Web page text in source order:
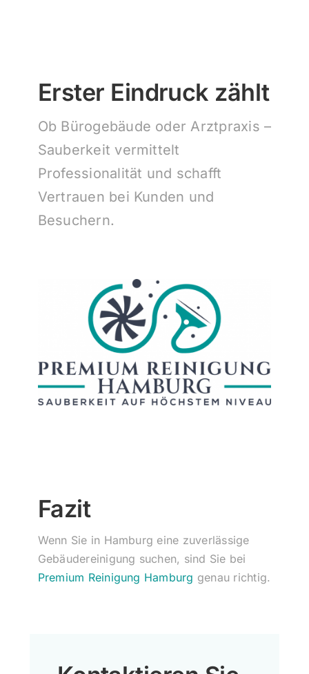
Erster Eindruck zählt
Ob Bürogebäude oder Arztpraxis –
Sauberkeit vermittelt
Professionalität und schafft
Vertrauen bei Kunden und
Besuchern.
Fazit
Wenn Sie in Hamburg eine zuverlässige
Gebäudereinigung suchen, sind Sie bei
Premium Reinigung Hamburg genau richtig.